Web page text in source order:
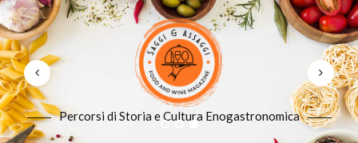
Percorsi di Storia e Cultura Enogastronomica